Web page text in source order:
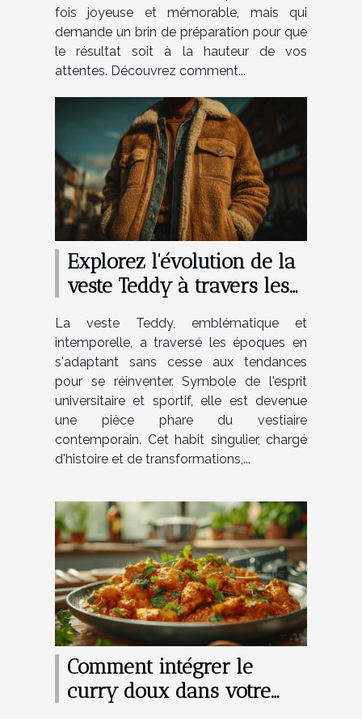
fois joyeuse et mémorable, mais qui
demande un brin de préparation pour que
le résultat soit à la hauteur de vos
attentes. Découvrez comment...
Explorez l'évolution de la
veste Teddy à travers les
La veste Teddy, emblématique et
intemporelle, a traversé les époques en
s'adaptant sans cesse aux tendances
pour se réinventer. Symbole de l'esprit
universitaire et sportif, elle est devenue
une pièce phare du vestiaire
contemporain. Cet habit singulier, chargé
d'histoire et de transformations,...
Comment intégrer le
curry doux dans votre